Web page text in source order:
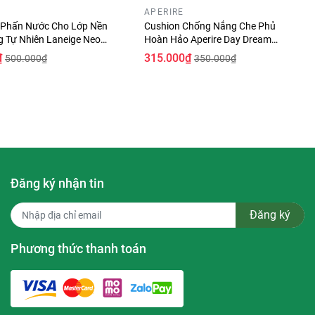
Nước Cho Lớp Nền
Tự Nhiên Laneige Neo
15g
500.000₫
APERIRE
Cushion Chống Nắng Che Phủ
Hoàn Hảo Aperire Day Dream
Cover Cushion SPF50+/PA++++
315.000₫ 350.000₫
Đăng ký nhận tin
Đăng ký
Phương thức thanh toán